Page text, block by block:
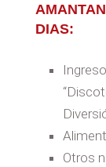
DIAS:
Otros